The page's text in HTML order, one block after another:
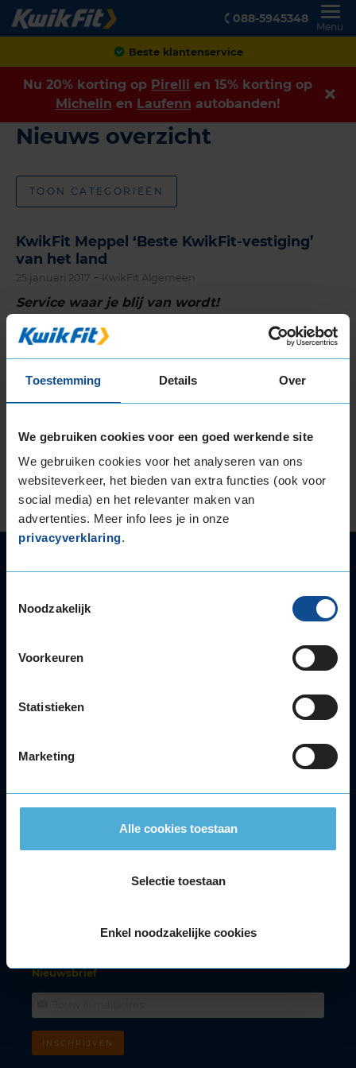
Toestemming Details Over
We gebruiken cookies voor een goed werkende site
We gebruiken cookies voor het analyseren van ons
websiteverkeer, het bieden van extra functies (ook voor
social media) en het relevanter maken van
advertenties. Meer info lees je in onze
privacyverklaring.
Noodzakelijk
Voorkeuren
Statistieken
Marketing
Alle cookies toestaan
Selectie toestaan
Enkel noodzakelijke cookies
088-5945348
Menu
Beste klantenservice
Nu 20% korting op Pirelli en 15% korting op
Michelin en Laufenn autobanden!
Nieuws overzicht
TOON CATEGORIEËN
KwikFit Meppel ‘Beste KwikFit-vestiging’
van het land
25 januari 2017 - KwikFit Algemeen
Service waar je blij van wordt!
KwikFit is service waar je blij van wordt, en dat dit
meer is dan een slogan bewijst het
klanten van 176 KwikFit-vestigingen. Een bezoek
aan een KwikFit-vestiging wordt namelijk
Lees verder
Bandenwissel
Accu
Autoruitschade
Alle autoservices
Klantenservice
Lokaal tarief. Bereikbaar van maandag t/m vrijdag tussen 08.00 - 17.30
Nieuwsbrief
INSCHRIJVEN